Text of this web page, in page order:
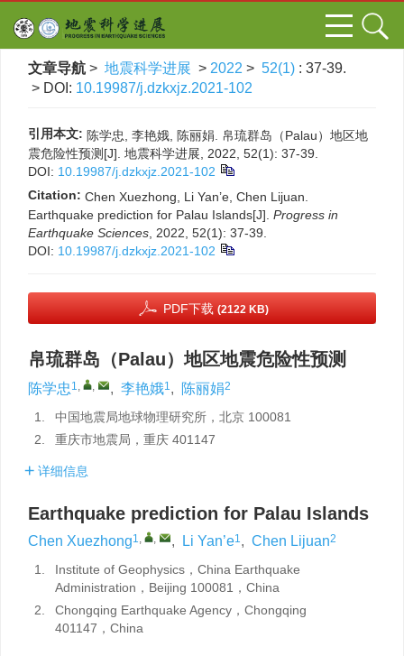
文章导航 > 地震科学进展 > 2022 > 52(1) : 37-39.
> DOI: 10.19987/j.dzkxjz.2021-102
引用本文: 陈学忠, 李艳娥, 陈丽娟. 帛琉群岛（Palau）地区地
震危险性预测[J]. 地震科学进展, 2022, 52(1): 37-39.
DOI: 10.19987/j.dzkxjz.2021-102
Citation: Chen Xuezhong, Li Yan’e, Chen Lijuan.
Earthquake prediction for Palau Islands[J]. Progress in
Earthquake Sciences , 2022, 52(1): 37-39.
DOI: 10.19987/j.dzkxjz.2021-102
PDF下载 (2122 KB)
帛琉群岛（Palau）地区地震危险性预测
陈学忠 1, , , 李艳娥1, 陈丽娟2
1.
中国地震局地球物理研究所，北京 100081
2.
重庆市地震局，重庆 401147
详细信息
Earthquake prediction for Palau Islands
Chen Xuezhong1, , , Li Yan’e1, Chen Lijuan2
1.
Institute of Geophysics，China Earthquake
Administration，Beijing 100081，China
2.
Chongqing Earthquake Agency，Chongqing
401147，China